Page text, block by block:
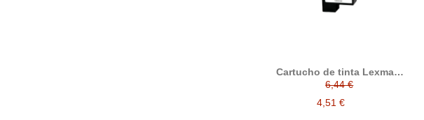
Cartucho de tinta Lexmark
nº26, compatible con
Lexmark, tricolor
6,44 €
4,51 €